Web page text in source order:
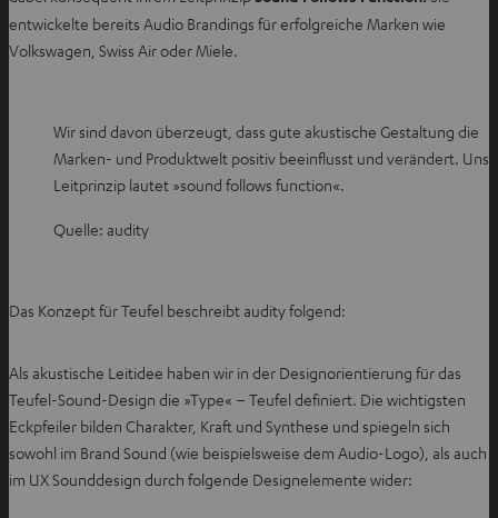
e
u
T
a
b
f
e
entwickelte bereits Audio Brandings für erfolgreiche Marken wie
Volkswagen, Swiss Air oder Miele.
Wir sind davon überzeugt, dass gute akustische Gestaltung die
Marken- und Produktwelt positiv beeinflusst und verändert.
Leitprinzip lautet »sound follows function«.
Quelle: audity
Das Konzept für Teufel beschreibt audity folgend:
Als akustische Leitidee haben wir in der Designorientierung für das
Teufel-Sound-Design die »Type« – Teufel definiert. Die wichtigsten
Eckpfeiler bilden Charakter, Kraft und Synthese und spiegeln sich
sowohl im Brand Sound (wie beispielsweise dem Audio-Logo), als auch
im UX Sounddesign durch folgende Designelemente wider: